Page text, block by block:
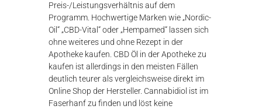
Preis-/Leistungsverhältnis auf dem
Programm. Hochwertige Marken wie „Nordic-
Oil“ „CBD-Vital“ oder „Hempamed“ lassen sich
ohne weiteres und ohne Rezept in der
Apotheke kaufen. CBD Öl in der Apotheke zu
kaufen ist allerdings in den meisten Fällen
deutlich teurer als vergleichsweise direkt im
Online Shop der Hersteller. Cannabidiol ist im
Faserhanf zu finden und löst keine